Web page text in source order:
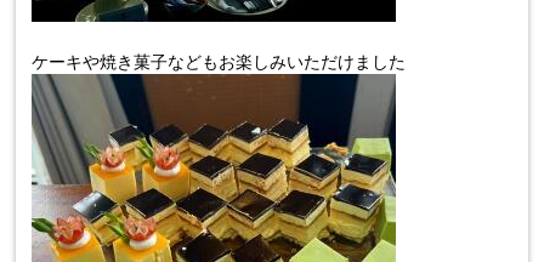
ケーキや焼き菓子などもお楽しみいただけました